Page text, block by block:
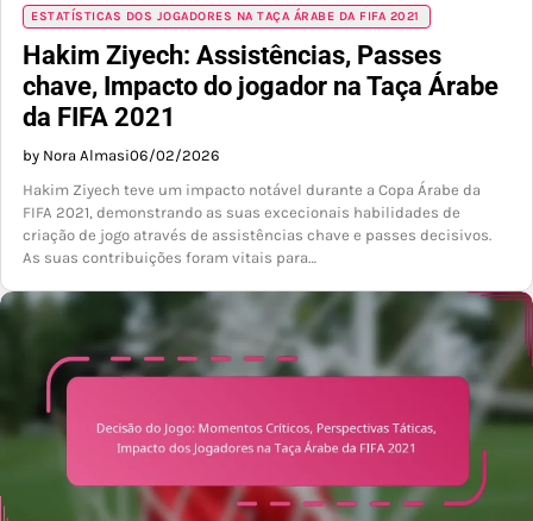
ESTATÍSTICAS DOS JOGADORES NA TAÇA ÁRABE DA FIFA 2021
Hakim Ziyech: Assistências, Passes
chave, Impacto do jogador na Taça Árabe
da FIFA 2021
by Nora Almasi06/02/2026
Hakim Ziyech teve um impacto notável durante a Copa Árabe da
FIFA 2021, demonstrando as suas excecionais habilidades de
criação de jogo através de assistências chave e passes decisivos.
As suas contribuições foram vitais para…